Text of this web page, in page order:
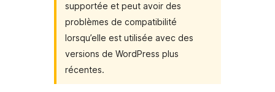
supportée et peut avoir des
problèmes de compatibilité
lorsqu’elle est utilisée avec des
versions de WordPress plus
récentes.